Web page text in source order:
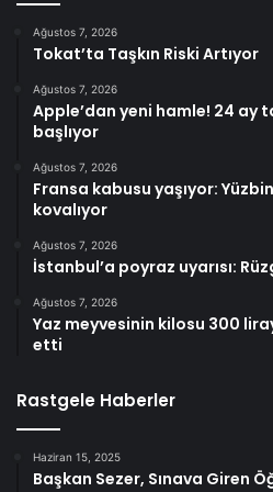
Ağustos 7, 2026
Tokat’ta Taşkın Riski Artıyor
Ağustos 7, 2026
Apple’dan yeni hamle! 24 ay
başlıyor
Ağustos 7, 2026
Fransa kabusu yaşıyor:
kovalıyor
Ağustos 7, 2026
İstanbul’a poyraz uyarısı:
Ağustos 7, 2026
Yaz meyvesinin kilosu 300
etti
Rastgele Haberler
Haziran 15, 2025
Başkan Sezer, Sınava Giren